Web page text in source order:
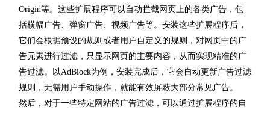
Origin等。这些扩展程序可以自动拦截网页上的各类广告，包
括横幅广告、弹窗广告、视频广告等。安装这些扩展程序后，
它们会根据预设的规则或者用户自定义的规则，对网页中的广
告元素进行过滤，只显示网页的主要内容，从而实现精准的广
告过滤。以AdBlock为例，安装完成后，它会自动更新广告过滤
规则，无需用户手动操作，就能有效屏蔽大部分常见广告。
然后，对于一些特定网站的广告过滤，可以通过扩展程序的自